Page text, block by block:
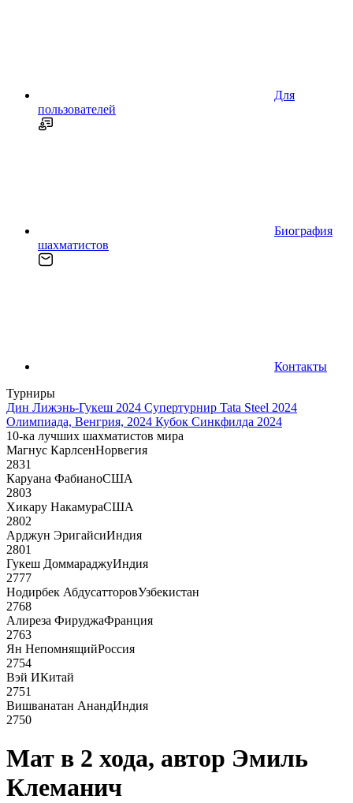
Для
пользователей
Биография
шахматистов
Контакты
Турниры
Дин Лижэнь-Гукеш 2024 Супертурнир Tata Steel 2024
Олимпиада, Венгрия, 2024 Кубок Синкфилда 2024
10-ка лучших шахматистов мира
Магнус КарлсенНорвегия
2831
Каруана ФабианоСША
2803
Хикару НакамураСША
2802
Арджун ЭригайсиИндия
2801
Гукеш ДоммараджуИндия
2777
Нодирбек АбдусатторовУзбекистан
2768
Алиреза ФируджаФранция
2763
Ян НепомнящийРоссия
2754
Вэй ИКитай
2751
Вишванатан АнандИндия
2750
Мат в 2 хода, автор Эмиль
Клеманич